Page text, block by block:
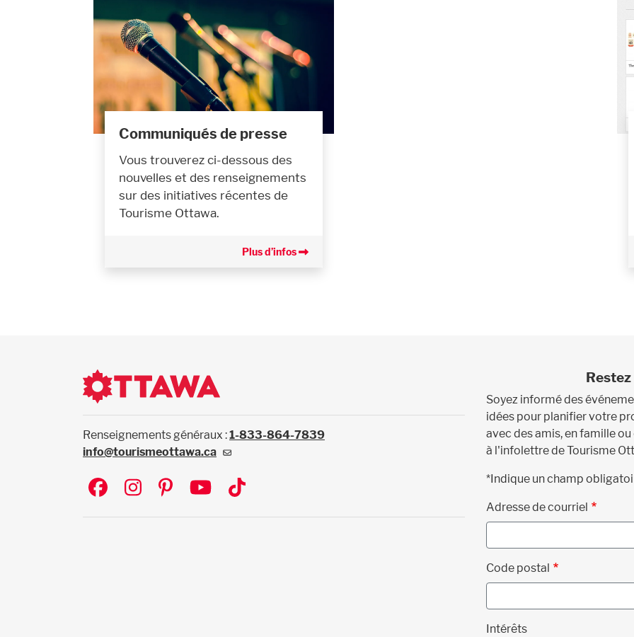
Communiqués de presse
Vous trouverez ci-dessous des
nouvelles et des renseignements
sur des initiatives récentes de
Tourisme Ottawa.
Plus d’infos
Renseignements généraux :1-833-864-7839
info@tourismeottawa.ca
Social
Soyez informé des
idées pour planifier votre
avec des amis, en famille
à l'infolettre de Tourisme
*Indique un champ
Adresse de courriel
Code postal
Intérêts